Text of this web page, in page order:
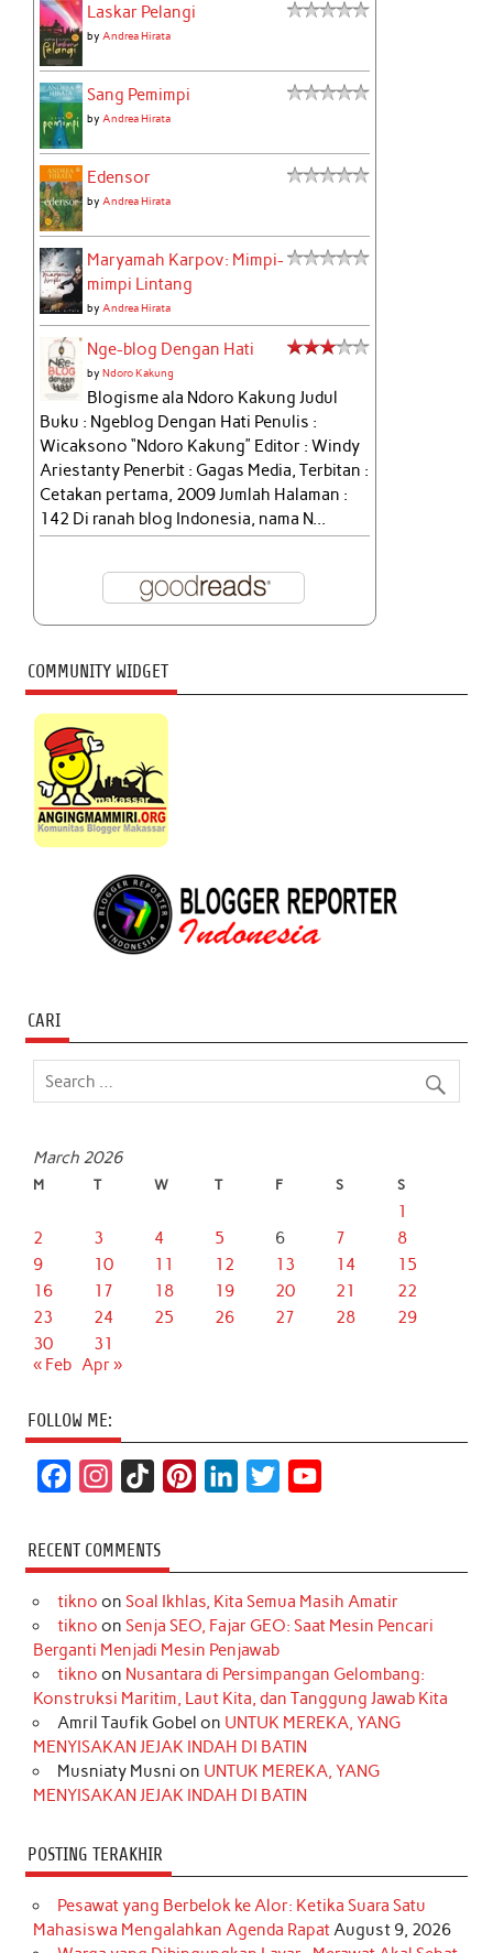
Laskar Pelangi
byAndrea Hirata
Sang Pemimpi
byAndrea Hirata
Edensor
byAndrea Hirata
Maryamah Karpov: Mimpi-
mimpi Lintang
byAndrea Hirata
Nge-blog Dengan Hati
byNdoro Kakung
Blogisme ala Ndoro Kakung Judul
Buku : Ngeblog Dengan Hati Penulis :
Wicaksono “Ndoro Kakung” Editor : Windy
Ariestanty Penerbit : Gagas Media, Terbitan :
Cetakan pertama, 2009 Jumlah Halaman :
142 Di ranah blog Indonesia, nama N...
COMMUNITY WIDGET
CARI
March 2026
M T W T F S S
1
2
3 4 5 6 7
8
9
10 11 12 13 14
15
16
17 18 19 20 21
22
23
24 25 26 27 28
29
30
31
« Feb Apr »
FOLLOW ME:
c
e
b
o
k
s
t
a
r
a
m
k
T
o
k
t
e
e
s
t
k
e
d
I
n
t
t
r
T
u
e
RECENT COMMENTS
tikno on Soal Ikhlas, Kita Semua Masih Amatir
tikno on Senja SEO, Fajar GEO: Saat Mesin Pencari
Berganti Menjadi Mesin Penjawab
tikno on Nusantara di Persimpangan Gelombang:
Konstruksi Maritim, Laut Kita, dan Tanggung Jawab Kita
Amril Taufik Gobel on UNTUK MEREKA, YANG
MENYISAKAN JEJAK INDAH DI BATIN
Musniaty Musni on UNTUK MEREKA, YANG
MENYISAKAN JEJAK INDAH DI BATIN
POSTING TERAKHIR
Pesawat yang Berbelok ke Alor: Ketika Suara Satu
Mahasiswa Mengalahkan Agenda RapatAugust 9, 2026